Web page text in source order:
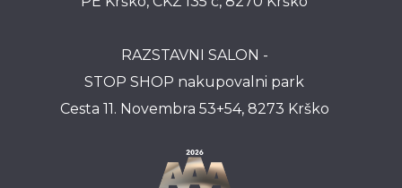
RAZSTAVNI SALON -
STOP SHOP nakupovalni park
Cesta 11. Novembra 53+54, 8273 Krško